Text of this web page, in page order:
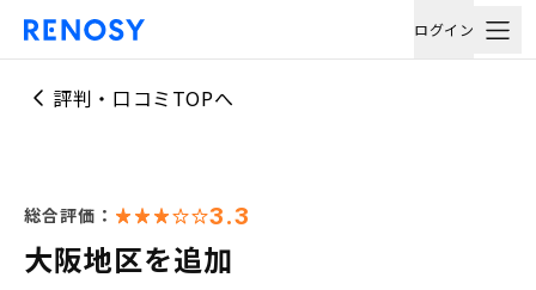
ログイン
評判・口コミTOPへ
総合評価： 3.3
大阪地区を追加